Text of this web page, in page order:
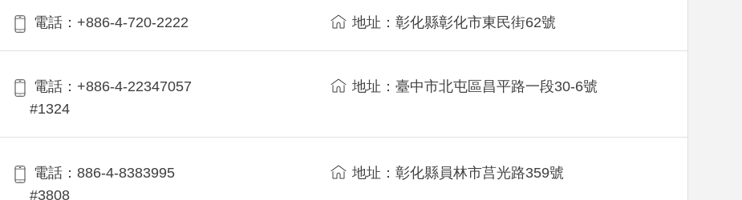
電話：+886-4-720-2222 地址：彰化縣彰化市東民街62號
電話：+886-4-22347057
#1324
地址：臺中市北屯區昌平路一段30-6號
電話：886-4-8383995
#3808
地址：彰化縣員林市莒光路359號